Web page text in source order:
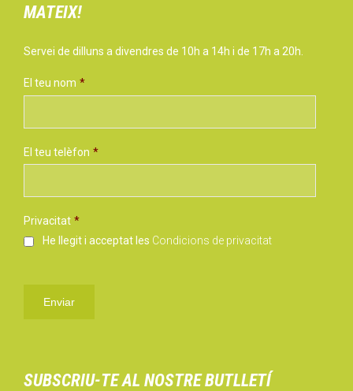
MATEIX!
Servei de dilluns a divendres de 10h a 14h i de 17h a 20h.
El teu nom *
El teu telèfon *
Privacitat *
He llegit i acceptat les Condicions de privacitat
SUBSCRIU-TE AL NOSTRE BUTLLETÍ